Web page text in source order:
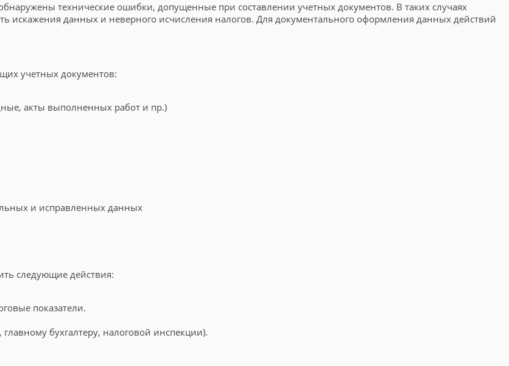
технические ошибки, допущенные при составлении учетных документов. В таких случаях
искажения данных и неверного исчисления налогов. Для документального оформления данных действий
учетных документов:
акты выполненных работ и пр.)
и исправленных данных
следующие действия:
показатели.
бухгалтеру, налоговой инспекции).